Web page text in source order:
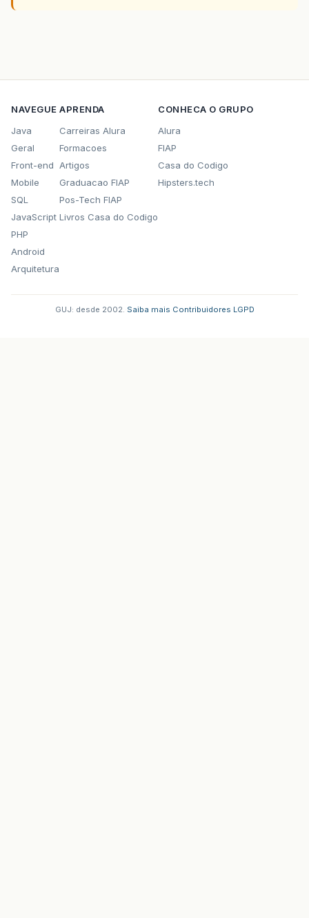
NAVEGUE
Java
Geral
Front-end
Mobile
SQL
JavaScript
PHP
Android
Arquitetura
APRENDA
Carreiras Alura
Formacoes
Artigos
Graduacao FIAP
Pos-Tech FIAP
Livros Casa do Codigo
CONHECA O GRUPO
Alura
FIAP
Casa do Codigo
Hipsters.tech
GUJ: desde 2002. Saiba mais Contribuidores LGPD